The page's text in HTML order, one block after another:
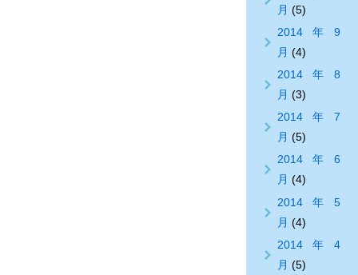
月 (5)
2014年9
月 (4)
2014年8
月 (3)
2014年7
月 (5)
2014年6
月 (4)
2014年5
月 (4)
2014年4
月 (5)